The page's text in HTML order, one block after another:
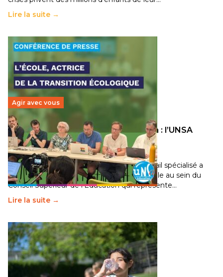
Lire la suite →
Agir avec vous
Transition écologique de l’éducation : l’UNSA
Éducation fait bouger les lignes
30 juin 2026-National
Pendant plusieurs mois, un groupe de travail spécialisé a
travaillé sur la transition écologique de l’Ecole au sein du
Conseil Supérieur de l’Éducation qui représente…
Lire la suite →